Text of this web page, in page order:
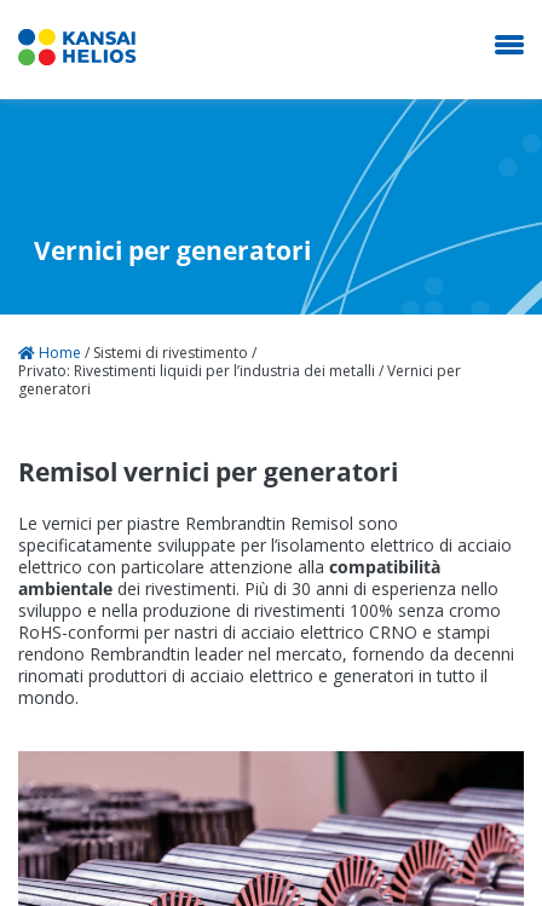
Vernici per generatori
Home / Sistemi di rivestimento /
Privato: Rivestimenti liquidi per l’industria dei metalli /Vernici per
generatori
Remisol vernici per generatori
Le vernici per piastre Rembrandtin Remisol sono
specificatamente sviluppate per l’isolamento elettrico di acciaio
elettrico con particolare attenzione alla compatibilità
ambientale dei rivestimenti. Più di 30 anni di esperienza nello
sviluppo e nella produzione di rivestimenti 100% senza cromo
RoHS-conformi per nastri di acciaio elettrico CRNO e stampi
rendono Rembrandtin leader nel mercato, fornendo da decenni
rinomati produttori di acciaio elettrico e generatori in tutto il
mondo.
La nostra azienda
Sistemi di rivestimento
Carriera
Contatto
Via del Lavoro, 14-16
31039 Riese Pio X (TV)
Italy (Headquarters)